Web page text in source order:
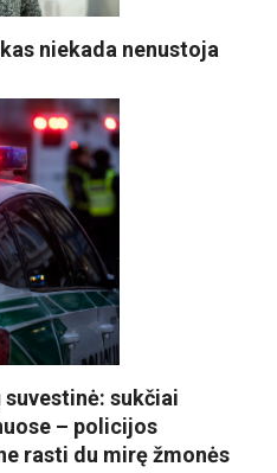
niekada nenustoja
sukčiai
– policijos
rasti du mirę žmonės